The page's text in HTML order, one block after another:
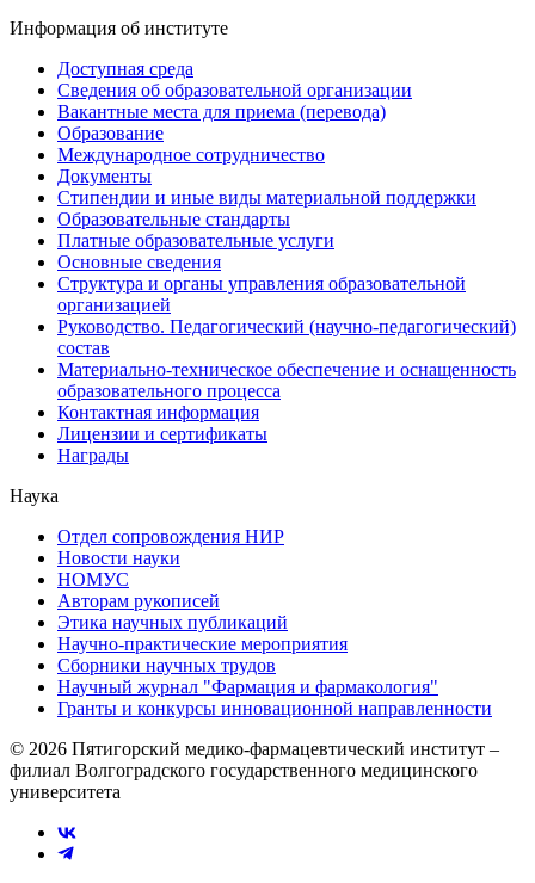
Информация об институте
Доступная среда
Сведения об образовательной организации
Вакантные места для приема (перевода)
Образование
Международное сотрудничество
Документы
Стипендии и иные виды материальной поддержки
Образовательные стандарты
Платные образовательные услуги
Основные сведения
Структура и органы управления образовательной
организацией
Руководство. Педагогический (научно-педагогический)
состав
Материально-техническое обеспечение и оснащенность
образовательного процесса
Контактная информация
Лицензии и сертификаты
Награды
Наука
Отдел сопровождения НИР
Новости науки
НОМУС
Авторам рукописей
Этика научных публикаций
Научно-практические мероприятия
Сборники научных трудов
Научный журнал "Фармация и фармакология"
Гранты и конкурсы инновационной направленности
© 2026 Пятигорский медико-фармацевтический институт –
филиал Волгоградского государственного медицинского
университета